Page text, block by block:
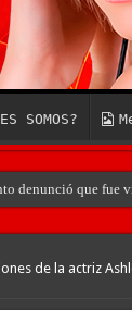
SOMOS?
denunció que fue
de la actriz